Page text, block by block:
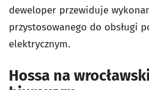
deweloper przewiduje
przystosowanego do obsługi
elektrycznym.
Hossa na